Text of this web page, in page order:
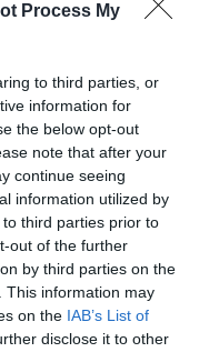
Process My
to third parties, or
information for
the below opt-out
note that after your
continue seeing
information utilized by
third parties prior to
out of the further
by third parties on the
This information may
on the IAB’s List of
disclose it to other
È ATTIVO